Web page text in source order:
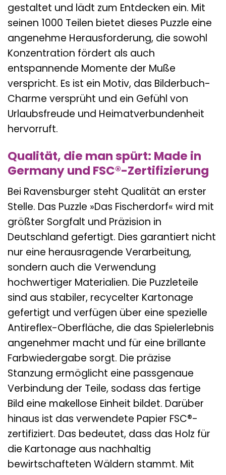
gestaltet und lädt zum Entdecken ein. Mit
seinen 1000 Teilen bietet dieses Puzzle eine
angenehme Herausforderung, die sowohl
Konzentration fördert als auch
entspannende Momente der Muße
verspricht. Es ist ein Motiv, das Bilderbuch-
Charme versprüht und ein Gefühl von
Urlaubsfreude und Heimatverbundenheit
hervorruft.
Qualität, die man spürt: Made in
Germany und FSC®-Zertifizierung
Bei Ravensburger steht Qualität an erster
Stelle. Das Puzzle »Das Fischerdorf« wird mit
größter Sorgfalt und Präzision in
Deutschland gefertigt. Dies garantiert nicht
nur eine herausragende Verarbeitung,
sondern auch die Verwendung
hochwertiger Materialien. Die Puzzleteile
sind aus stabiler, recycelter Kartonage
gefertigt und verfügen über eine spezielle
Antireflex-Oberfläche, die das Spielerlebnis
angenehmer macht und für eine brillante
Farbwiedergabe sorgt. Die präzise
Stanzung ermöglicht eine passgenaue
Verbindung der Teile, sodass das fertige
Bild eine makellose Einheit bildet. Darüber
hinaus ist das verwendete Papier FSC®-
zertifiziert. Das bedeutet, dass das Holz für
die Kartonage aus nachhaltig
bewirtschafteten Wäldern stammt. Mit